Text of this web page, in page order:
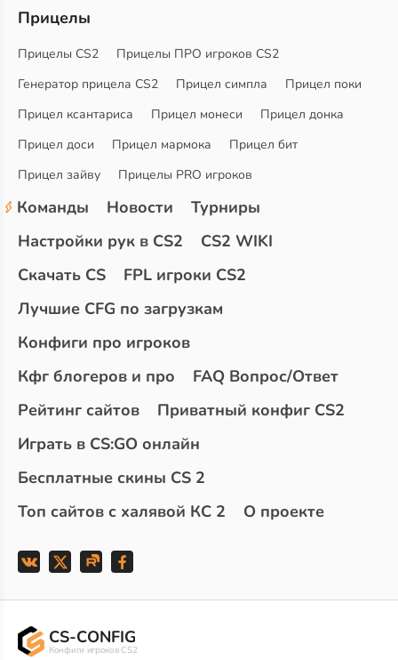
Прицелы
Прицелы CS2
Прицелы ПРО игроков CS2
Генератор прицела CS2
Прицел симпла
Прицел поки
Прицел ксантариса
Прицел монеси
Прицел донка
Прицел доси
Прицел мармока
Прицел бит
Прицел зайву
Прицелы PRO игроков
Команды Новости
Турниры
Настройки рук в CS2
CS2 WIKI
Скачать CS
FPL игроки CS2
Лучшие CFG по загрузкам
Конфиги про игроков
Кфг блогеров и про
FAQ Вопрос/Ответ
Рейтинг сайтов
Приватный конфиг CS2
Играть в CS:GO онлайн
Бесплатные скины CS 2
Топ сайтов с халявой КС 2
О проекте
CS-CONFIG
Конфиги игроков CS2